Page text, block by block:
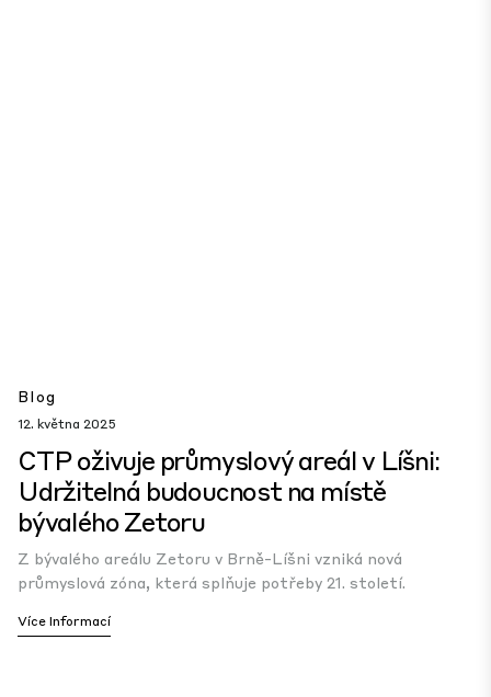
Blog
12. května 2025
CTP oživuje průmyslový areál v Líšni:
Udržitelná budoucnost na místě
bývalého Zetoru
Z bývalého areálu Zetoru v Brně-Líšni vzniká nová
průmyslová zóna, která splňuje potřeby 21. století.
Více Informací